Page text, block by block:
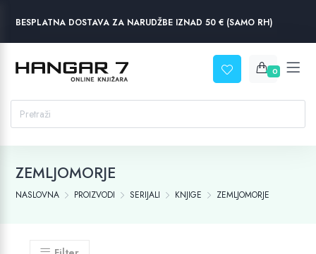
BESPLATNA DOSTAVA ZA NARUDŽBE IZNAD 50 € (SAMO RH)
0
ZEMLJOMORJE
NASLOVNA PROIZVODI SERIJALI KNJIGE ZEMLJOMORJE